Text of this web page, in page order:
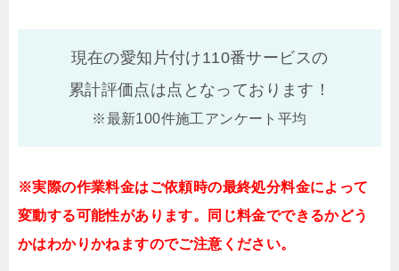
現在の愛知片付け110番サービスの
累計評価点は点となっております！
※最新100件施工アンケート平均
※実際の作業料金はご依頼時の最終処分料金によって
変動する可能性があります。同じ料金でできるかどう
かはわかりかねますのでご注意ください。